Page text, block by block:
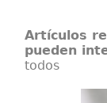
Artículos
pueden
todos